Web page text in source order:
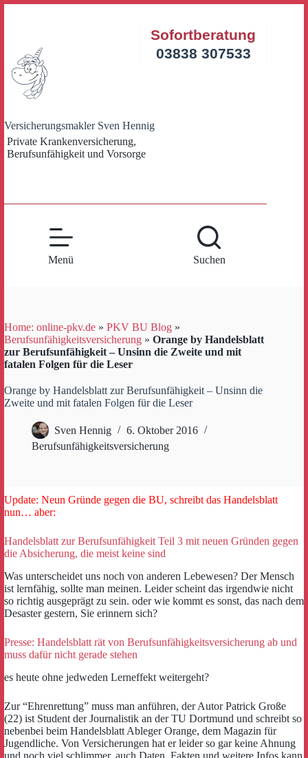
Versicherungsmakler Sven Hennig
Private Krankenversicherung,
Berufsunfähigkeit und Vorsorge
Sofortberatung
03838 307533
Menü Suchen
Home: online-pkv.de » PKV BU Blog »
Berufsunfähigkeitsversicherung » Orange by Handelsblatt
zur Berufsunfähigkeit – Unsinn die Zweite und mit
fatalen Folgen für die Leser
Orange by Handelsblatt zur Berufsunfähigkeit – Unsinn die
Zweite und mit fatalen Folgen für die Leser
Sven Hennig
6. Oktober 2016
Berufsunfähigkeitsversicherung
Update: Neun Gründe gegen die BU, schreibt das Handelsblatt
nun… aber:
Handelsblatt zur Berufsunfähigkeit Teil 3 mit neuen Gründen gegen
die Absicherung, die meist keine sind
Was unterscheidet uns noch von anderen Lebewesen? Der Mensch
ist lernfähig, sollte man meinen. Leider scheint das irgendwie nicht
so richtig ausgeprägt zu sein. oder wie kommt es sonst, das nach dem
Desaster gestern, Sie erinnern sich?
Presse: Handelsblatt rät von Berufsunfähigkeitsversicherung ab und
muss dafür nicht gerade stehen
es heute ohne jedweden Lerneffekt weitergeht?
Zur “Ehrenrettung” muss man anführen, der Autor Patrick Große
(22) ist Student der Journalistik an der TU Dortmund und schreibt so
nebenbei beim Handelsblatt Ableger Orange, dem Magazin für
Jugendliche. Von Versicherungen hat er leider so gar keine Ahnung
und noch viel schlimmer, auch Daten, Fakten und weitere Infos kann